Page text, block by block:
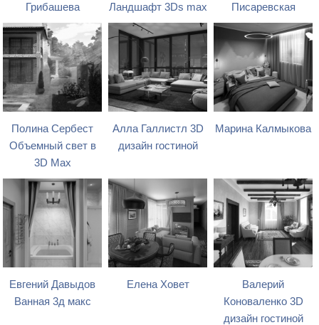
Грибашева
Ландшафт 3Ds max
Писаревская
Полина Сербест
Объемный свет в
3D Max
Алла Галлистл 3D
дизайн гостиной
Марина Калмыкова
Евгений Давыдов
Ванная 3д макс
Елена Ховет
Валерий
Коноваленко 3D
дизайн гостиной